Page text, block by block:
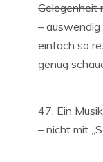
Gelegenheit
–
einfach so
genug
Ein
– nicht mit